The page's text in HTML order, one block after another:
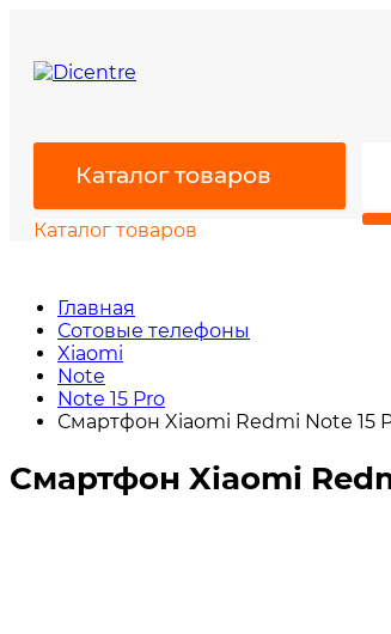
Каталог товаров
Каталог товаров
Главная
Сотовые телефоны
Xiaomi
Note
Note 15 Pro
Смартфон Xiaomi Redmi Note 15
Смартфон Xiaomi